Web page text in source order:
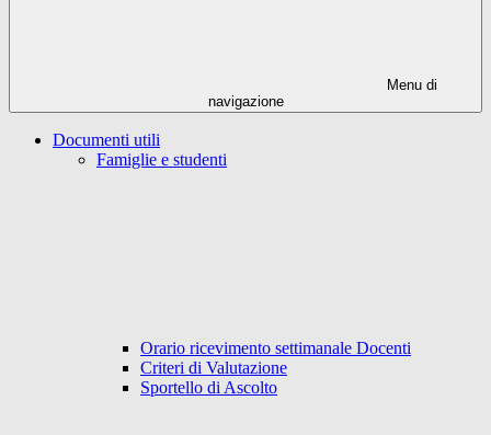
Menu di
navigazione
Documenti utili
Famiglie e studenti
Orario ricevimento settimanale Docenti
Criteri di Valutazione
Sportello di Ascolto